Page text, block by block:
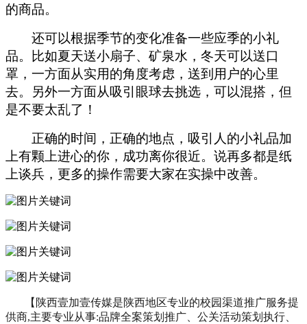
的商品。
还可以根据季节的变化准备一些应季的小礼
品。比如夏天送小扇子、矿泉水，冬天可以送口
罩，一方面从实用的角度考虑，送到用户的心里
去。另外一方面从吸引眼球去挑选，可以混搭，但
是不要太乱了！
正确的时间，正确的地点，吸引人的小礼品加
上有颗上进心的你，成功离你很近。说再多都是纸
上谈兵，更多的操作需要大家在实操中改善。
【陕西壹加壹传媒是陕西地区专业的校园渠道推广服务提
供商,主要专业从事:品牌全案策划推广、公关活动策划执行、